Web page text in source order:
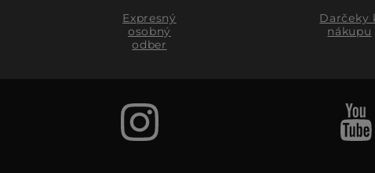
Expresný
osobný
odber
Darčeky
nákupu